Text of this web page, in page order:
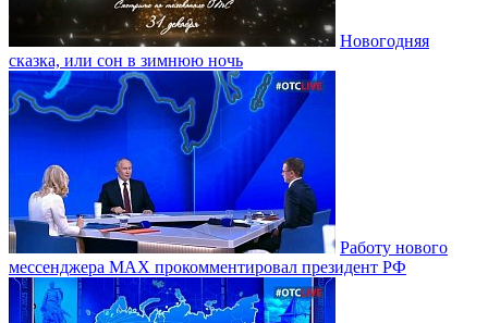
Новогодняя
сказка, или сон в зимнюю ночь
Работу нового
мессенджера MAX прокомментировал президент РФ